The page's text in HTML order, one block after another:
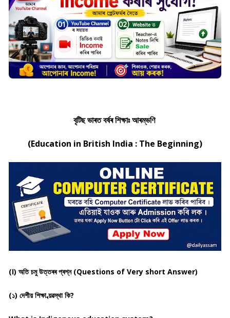
বৃটিছ ভাৰত বৰ্ষৰ শিক্ষাঃ আৰম্ভণি
(Education in British India : The Beginning)
(I) অতি চমু উত্তৰৰ প্ৰশ্ন (Questions of Very short Answer)
(১) দেশীয় শিক্ষা ব্য়ৱস্থা কি?